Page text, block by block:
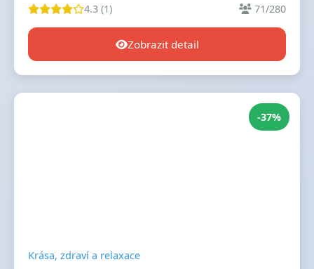
4.3 (1) 71/280
Zobrazit detail
-37%
Krása, zdraví a relaxace